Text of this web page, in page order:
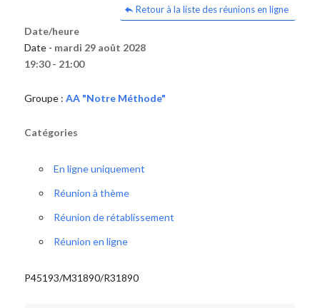
Retour à la liste des réunions en ligne
Date/heure
Date - mardi 29 août 2028
19:30 - 21:00
Groupe : AA "Notre Méthode"
Catégories
En ligne uniquement
Réunion à thème
Réunion de rétablissement
Réunion en ligne
P45193/M31890/R31890